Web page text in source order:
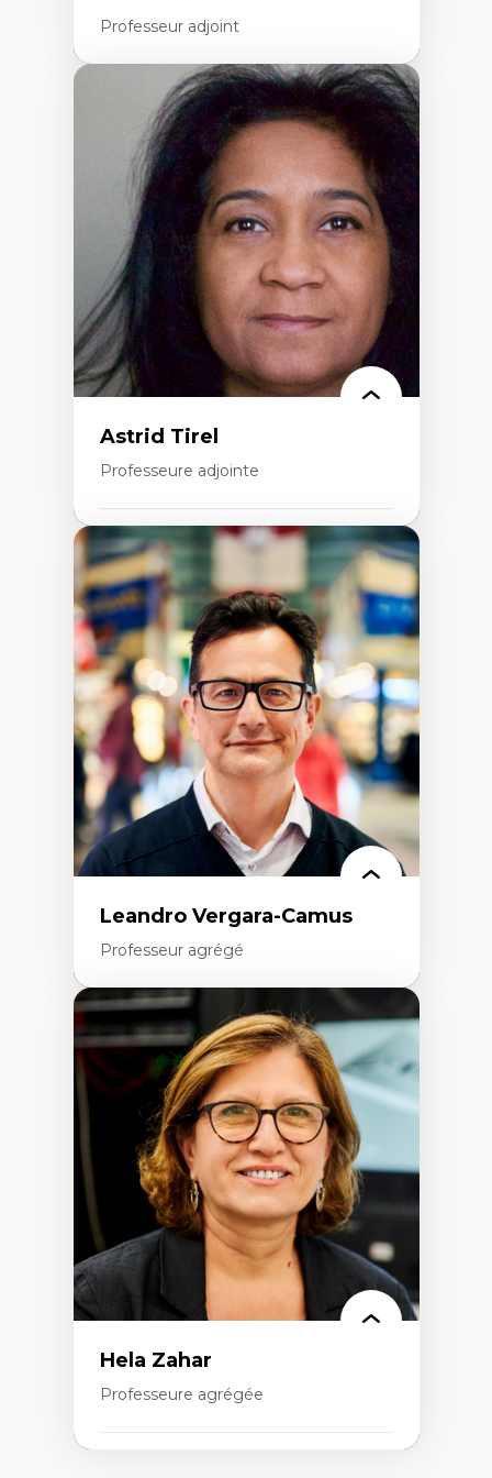
Professeur adjoint
Expertises
Santé mondiale
Femme en contexte de pauvreté
Innovation
Participation citoyenne
Inégalités sociales santé
Migration
Santé de la reproduction
Développement durable
Astrid Tirel
Professeure adjointe
Expertises
Art
Anti-discrimination
Décolonisation de l’enseignement, de la
recherche, des institutions administratives
et syndicales
Pluralisme épistémologique et
francophonie
Culture
Politiques culturelles
Vivre ensemble
Anti-racisme
Anti-sexisme
Pratiques non oppressives
Leandro Vergara-Camus
Professeur agrégé
Expertises
Amérique latine
Théories du développement et
développement alternatif
Théories de l’État
Développement durable
Économie politique
Théories marxistes
Mouvements sociaux
Transition énergétique
Énergies renouvelables
Hela Zahar
Professeure agrégée